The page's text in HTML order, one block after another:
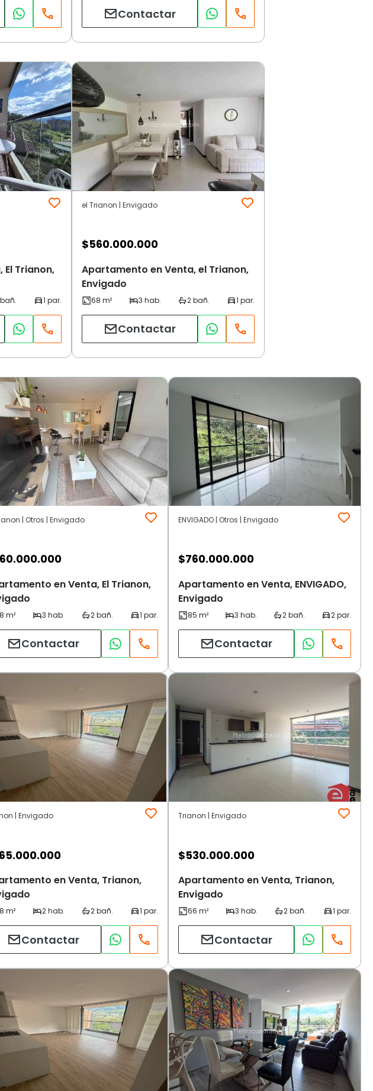
Contactar
Trianon,
el Trianon | Envigado
$560.000.000
Apartamento en Venta, el Trianon,
Envigado
Contactar
| Otros | Envigado
en Venta, El Trianon,
Contactar
ENVIGADO | Otros | Envigado
$760.000.000
Apartamento en Venta, ENVIGADO,
Envigado
Contactar
| Envigado
en Venta, Trianon,
Contactar
Trianon | Envigado
$530.000.000
Apartamento en Venta, Trianon,
Envigado
Contactar